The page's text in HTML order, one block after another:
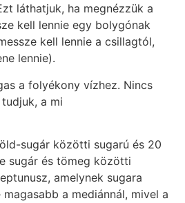
láthatjuk, ha megnézzük a
kell lennie egy bolygónak
kell lennie a csillagtól,
lennie).
a folyékony vízhez. Nincs
a mi
sugár közötti sugarú és 20
sugár és tömeg közötti
amelynek sugara
a mediánnál, mivel a